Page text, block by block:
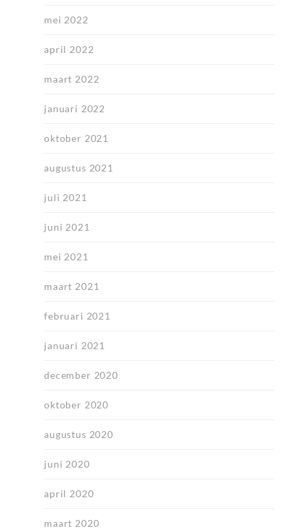
mei 2022
april 2022
maart 2022
januari 2022
oktober 2021
augustus 2021
juli 2021
juni 2021
mei 2021
maart 2021
februari 2021
januari 2021
december 2020
oktober 2020
augustus 2020
juni 2020
april 2020
maart 2020